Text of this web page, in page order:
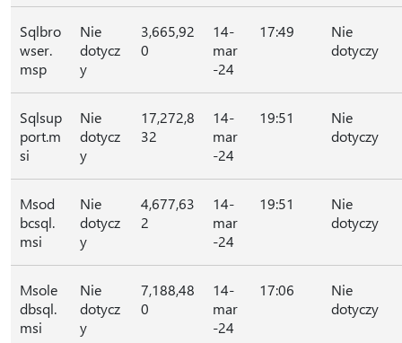
Sqlbro
wser.
msp
Nie
dotycz
y
3,665,92
0
14-
mar
-24
17:49
Nie
dotyczy
Sqlsup
port.m
si
Nie
dotycz
y
17,272,8
32
14-
mar
-24
19:51
Nie
dotyczy
Msod
bcsql.
msi
Nie
dotycz
y
4,677,63
2
14-
mar
-24
19:51
Nie
dotyczy
Msole
dbsql.
msi
Nie
dotycz
y
7,188,48
0
14-
mar
-24
17:06
Nie
dotyczy